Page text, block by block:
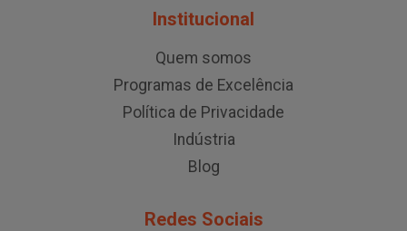
Institucional
Quem somos
Programas de Excelência
Política de Privacidade
Indústria
Blog
Redes Sociais